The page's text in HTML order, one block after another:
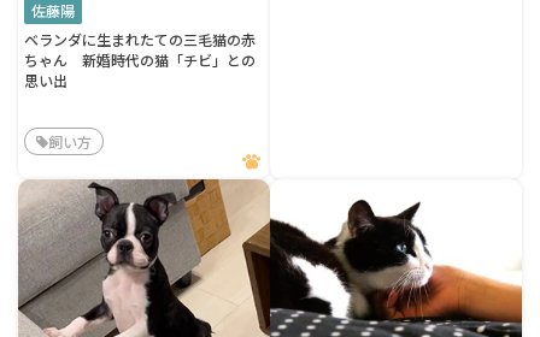
佐藤陽
ベランダに生まれたての三毛猫の赤
ちゃん 新婚時代の猫「チビ」との
思い出
飼い方